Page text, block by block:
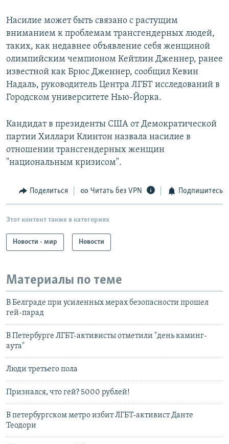
Насилие может быть связано с растущим
вниманием к проблемам трансгендерных людей,
таких, как недавнее объявление себя женщиной
олимпийским чемпионом Кейтлин Дженнер, ранее
известной как Брюс Дженнер, сообщил Кевин
Надаль, руководитель Центра ЛГБТ исследований в
Городском университете Нью-Йорка.
Кандидат в президенты США от Демократической
партии Хиллари Клинтон назвала насилие в
отношении трансгендерных женщин
"национальным кризисом".
Поделиться Читать без VPN Подпишитесь
Этот контент также в категориях
Новости - мир Новости
Материалы по теме
В Белграде при усиленных мерах безопасности прошел
гей-парад
В Петербурге ЛГБТ-активисты отметили "день каминг-
аута"
Люди третьего пола
Признался, что гей? 5000 рублей!
В петербургском метро избит ЛГБТ-активист Данте
Теодори